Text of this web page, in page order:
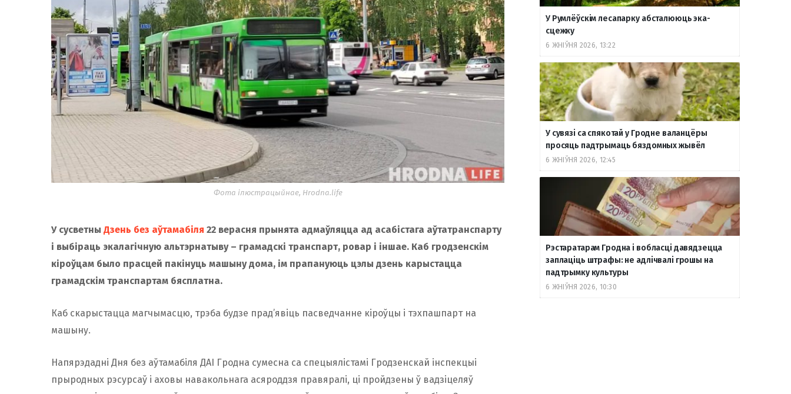
Фота ілюстрацыйнае, Hrodna.life
У сусветны Дзень без аўтамабіля 22 верасня прынята адмаўляцца ад асабістага аўтатранспарту
і выбіраць экалагічную альтэрнатыву – грамадскі транспарт, ровар і іншае. Каб гродзенскім
кіроўцам было прасцей пакінуць машыну дома, ім прапануюць цэлы дзень карыстацца
грамадскім транспартам бясплатна.
Каб скарыстацца магчымасцю, трэба будзе прад’явіць пасведчанне кіроўцы і тэхпашпарт на
машыну.
Напярэдадні Дня без аўтамабіля ДАІ Гродна сумесна са спецыялістамі Гродзенскай інспекцыі
прыродных рэсурсаў і аховы навакольнага асяроддзя правяралі, ці пройдзены ў вадзіцеляў
У Румлёўскім лесапарку абсталююць эка-
сцежку
6 ЖНІЎНЯ 2026, 13:22
У сувязі са спякотай у Гродне валанцёры
просяць падтрымаць бяздомных жывёл
6 ЖНІЎНЯ 2026, 12:45
Рэстаратарам Гродна і вобласці давядзецца
заплаціць штрафы: не адлічвалі грошы на
падтрымку культуры
6 ЖНІЎНЯ 2026, 10:30